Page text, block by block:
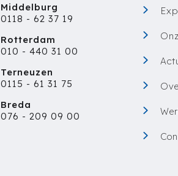
Middelburg
0118 - 62 37 19
Rotterdam
010 - 440 31 00
Terneuzen
0115 - 61 31 75
Breda
076 - 209 09 00